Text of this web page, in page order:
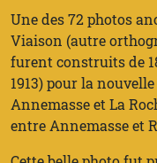
Une des 72 photos
Viaison (autre
furent construits de
1913) pour la
Annemasse et La
entre Annemasse et